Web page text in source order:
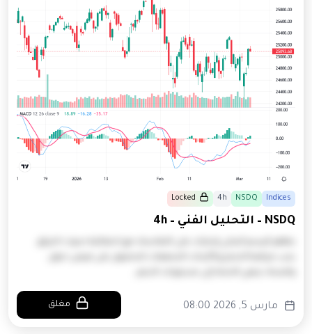
Indices
NSDQ
4h
Locked
NSDQ – التحليل الفني – 4h
مارس 5, 2026 08:00 مغلق